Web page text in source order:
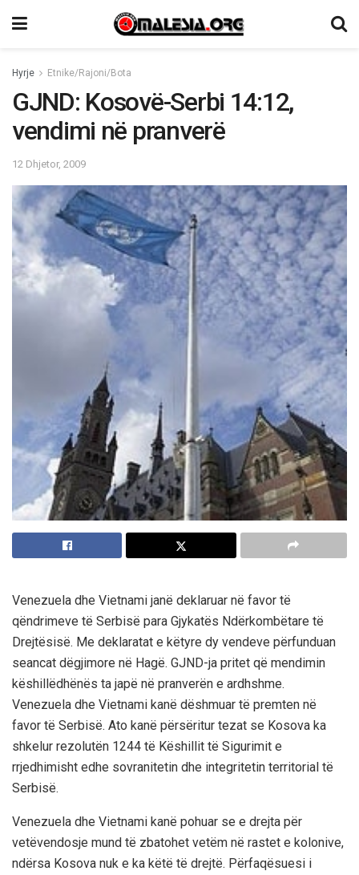
Hyrje Etnike/Rajoni/Bota
GJND: Kosovë-Serbi 14:12,
vendimi në pranverë
12 Dhjetor, 2009
Venezuela dhe Vietnami janë deklaruar në favor të
qëndrimeve të Serbisë para Gjykatës Ndërkombëtare të
Drejtësisë. Me deklaratat e këtyre dy vendeve përfunduan
seancat dëgjimore në Hagë. GJND-ja pritet që mendimin
këshillëdhënës ta japë në pranverën e ardhshme.
Venezuela dhe Vietnami kanë dëshmuar të premten në
favor të Serbisë. Ato kanë përsëritur tezat se Kosova ka
shkelur rezolutën 1244 të Këshillit të Sigurimit e
rrjedhimisht edhe sovranitetin dhe integritetin territorial të
Serbisë.
Venezuela dhe Vietnami kanë pohuar se e drejta për
vetëvendosje mund të zbatohet vetëm në rastet e kolonive,
ndërsa Kosova nuk e ka këtë të drejtë. Përfaqësuesi i